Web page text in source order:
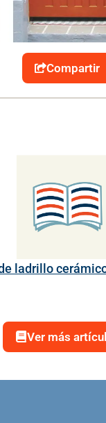
Compartir
ladrillo
Ver más